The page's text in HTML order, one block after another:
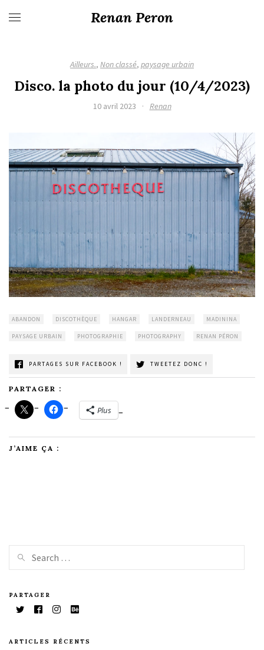
Renan Peron
Ailleurs., Non classé, paysage urbain
Disco. la photo du jour (10/4/2023)
10 avril 2023 · Renan
ABANDON DISCOTHÈQUE HANGAR LANDERNEAU MADININA
PAYSAGE URBAIN PHOTOGRAPHIE PHOTOGRAPHY RENAN PÉRON
PARTAGES SUR FACEBOOK ! TWEETEZ DONC !
PARTAGER :
Plus
J’AIME ÇA :
PARTAGER
ARTICLES RÉCENTS